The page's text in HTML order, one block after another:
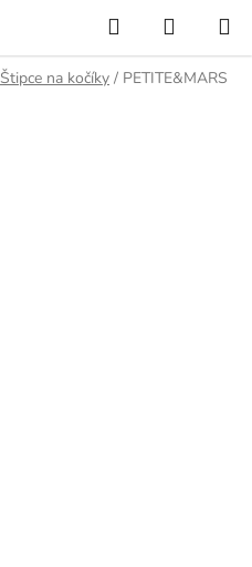
Hľadať
KOŠÍK
Štipce na kočíky / PETITE&MARS